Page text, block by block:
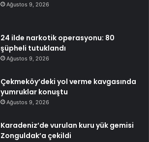
Ağustos 9, 2026
24 ilde narkotik operasyonu: 80
şüpheli tutuklandı
Ağustos 9, 2026
Çekmeköy’deki yol verme kavgasında
yumruklar konuştu
Ağustos 9, 2026
Karadeniz’de vurulan kuru yük gemisi
Zonguldak’a çekildi